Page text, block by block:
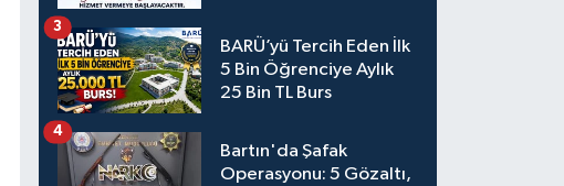
BARÜ’yü Tercih Eden İlk
5 Bin Öğrenciye Aylık
25 Bin TL Burs
3
Bartın'da Şafak
Operasyonu: 5 Gözaltı,
4